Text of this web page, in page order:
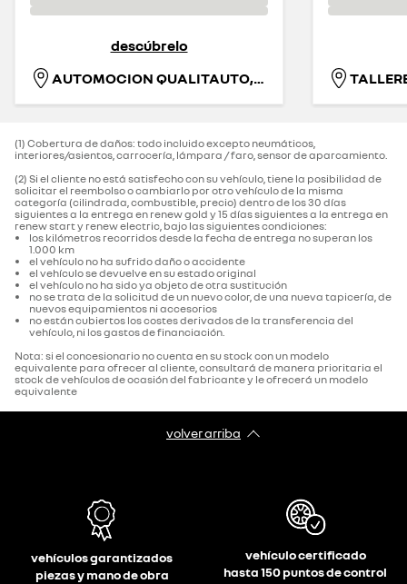
descúbrelo
AUTOMOCION QUALITAUTO,S.A. (GETAFE)
(1) Cobertura de daños: todo incluido excepto neumáticos,
interiores/asientos, carrocería, lámpara / faro, sensor de aparcamiento.‌
(2) Si el cliente no está satisfecho con su vehículo, tiene la posibilidad de
solicitar el reembolso o cambiarlo por otro vehículo de la misma
categoría (cilindrada, combustible, precio) dentro de los 30 días
siguientes a la entrega en renew gold y 15 días siguientes a la entrega en
renew start y renew electric, bajo las siguientes condiciones:
los kilómetros recorridos desde la fecha de entrega no superan los
1.000 km
el vehículo no ha sufrido daño o accidente
el vehículo se devuelve en su estado original
el vehículo no ha sido ya objeto de otra sustitución
no se trata de la solicitud de un nuevo color, de una nueva tapicería, de
nuevos equipamientos ni accesorios
no están cubiertos los costes derivados de la transferencia del
vehículo, ni los gastos de financiación.
Nota: si el concesionario no cuenta en su stock con un modelo
equivalente para ofrecer al cliente, consultará de manera prioritaria el
stock de vehículos de ocasión del fabricante y le ofrecerá un modelo
equivalente
volver arriba
vehículos garantizados
piezas y mano de obra
vehículo certificado
hasta 150 puntos de control